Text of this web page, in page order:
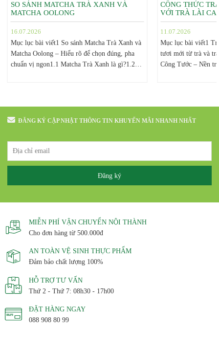
SO SÁNH MATCHA TRÀ XANH VÀ
MATCHA OOLONG
16.07.2026
Mục lục bài viết1 So sánh Matcha Trà Xanh và
Matcha Oolong – Hiểu rõ để chọn đúng, pha
chuẩn vị ngon1.1 Matcha Trà Xanh là gì?1.2
vị1.3.5 Khả năng ứng dụng trong pha chế1.4
Điểm...
CÔNG THỨC
VỚI TRÀ LÀI
11.07.2026
Mục lục bài viết1
tươi mới từ trà và
Công Tước – Nền
ĐĂNG KÝ CẬP NHẬT THÔNG TIN KHUYẾN MÃI NHANH NHẤT
MIỄN PHÍ VẬN CHUYỂN NỘI THÀNH
Cho đơn hàng từ 500.000đ
AN TOÀN VỆ SINH THỰC PHẨM
Đảm bảo chất lượng 100%
HỖ TRỢ TƯ VẤN
Thứ 2 - Thứ 7: 08h30 - 17h00
ĐẶT HÀNG NGAY
088 908 80 99